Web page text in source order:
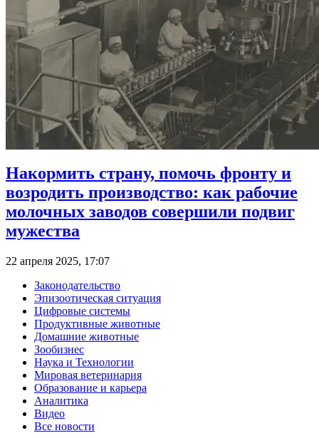
Накормить страну, помочь фронту и
возродить производство: как рабочие
молочных заводов совершили подвиг
мужества
22 апреля 2025, 17:07
Законодательство
Эпизоотическая ситуация
Цифровые системы
Продуктивные животные
Домашние животные
Зообизнес
Наука и Технологии
Мировая ветеринария
Образование и карьера
Аналитика
Видео
Все новости